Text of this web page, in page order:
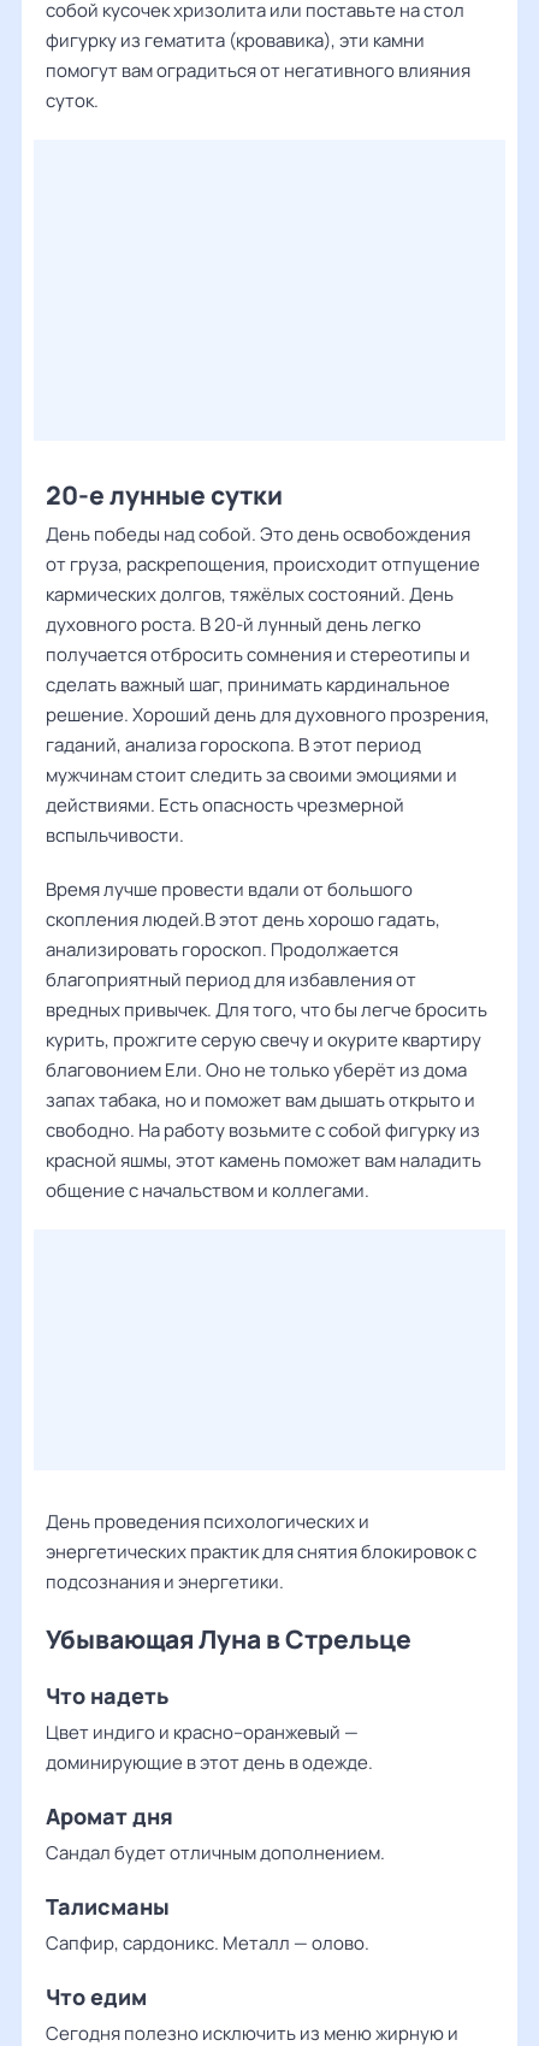
собой кусочек хризолита или поставьте на стол
фигурку из гематита (кровавика), эти камни
помогут вам оградиться от негативного влияния
суток.
20-е лунные сутки
День победы над собой. Это день освобождения
от груза, раскрепощения, происходит отпущение
кармических долгов, тяжёлых состояний. День
духовного роста. В 20-й лунный день легко
получается отбросить сомнения и стереотипы и
сделать важный шаг, принимать кардинальное
решение. Хороший день для духовного прозрения,
гаданий, анализа гороскопа. В этот период
мужчинам стоит следить за своими эмоциями и
действиями. Есть опасность чрезмерной
вспыльчивости.
Время лучше провести вдали от большого
скопления людей.В этот день хорошо гадать,
анализировать гороскоп. Продолжается
благоприятный период для избавления от
вредных привычек. Для того, что бы легче бросить
курить, прожгите серую свечу и окурите квартиру
благовонием Ели. Оно не только уберёт из дома
запах табака, но и поможет вам дышать открыто и
свободно. На работу возьмите с собой фигурку из
красной яшмы, этот камень поможет вам наладить
общение с начальством и коллегами.
День проведения психологических и
энергетических практик для снятия блокировок с
подсознания и энергетики.
Убывающая Луна в Стрельце
Что надеть
Цвет индиго и красно–оранжевый —
доминирующие в этот день в одежде.
Аромат дня
Сандал будет отличным дополнением.
Талисманы
Сапфир, сардоникс. Металл — олово.
Что едим
Сегодня полезно исключить из меню жирную и